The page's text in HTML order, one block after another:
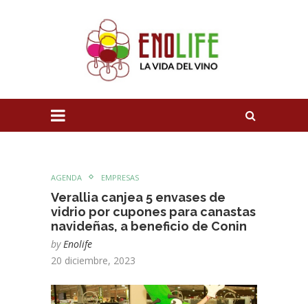
AGENDA EMPRESAS
Verallia canjea 5 envases de
vidrio por cupones para canastas
navideñas, a beneficio de Conin
by Enolife
20 diciembre, 2023